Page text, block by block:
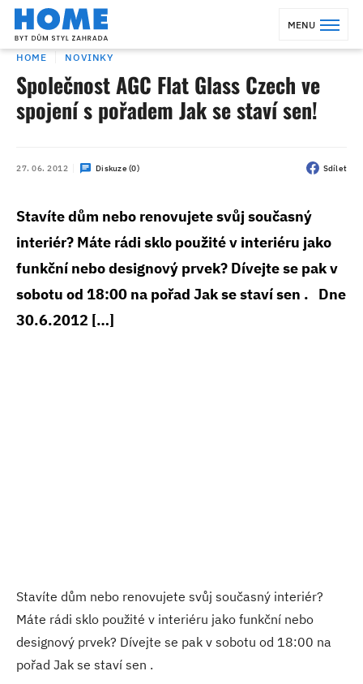
MENU
HOME NOVINKY
Společnost AGC Flat Glass Czech ve
spojení s pořadem Jak se staví sen!
27. 06. 2012 Diskuze (0) Sdílet
Stavíte dům nebo renovujete svůj současný
interiér? Máte rádi sklo použité v interiéru jako
funkční nebo designový prvek? Dívejte se pak v
sobotu od 18:00 na pořad Jak se staví sen . Dne
30.6.2012 […]
Stavíte dům nebo renovujete svůj současný interiér?
Máte rádi sklo použité v interiéru jako funkční nebo
designový prvek? Dívejte se pak v sobotu od 18:00 na
pořad Jak se staví sen .